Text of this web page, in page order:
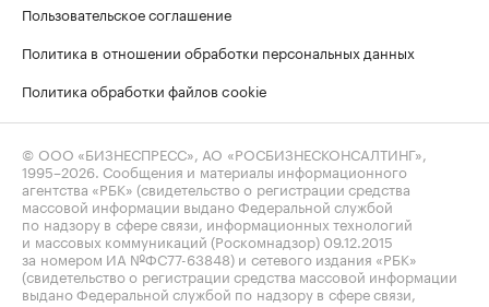
Пользовательское соглашение
Политика в отношении обработки персональных данных
Политика обработки файлов cookie
© ООО «БИЗНЕСПРЕСС», АО «РОСБИЗНЕСКОНСАЛТИНГ»,
1995–2026 . Сообщения и материалы информационного
агентства «РБК» (свидетельство о регистрации средства
массовой информации выдано Федеральной службой
по надзору в сфере связи, информационных технологий
и массовых коммуникаций (Роскомнадзор) 09.12.2015
за номером ИА №ФС77-63848) и сетевого издания «РБК»
(свидетельство о регистрации средства массовой информации
выдано Федеральной службой по надзору в сфере связи,